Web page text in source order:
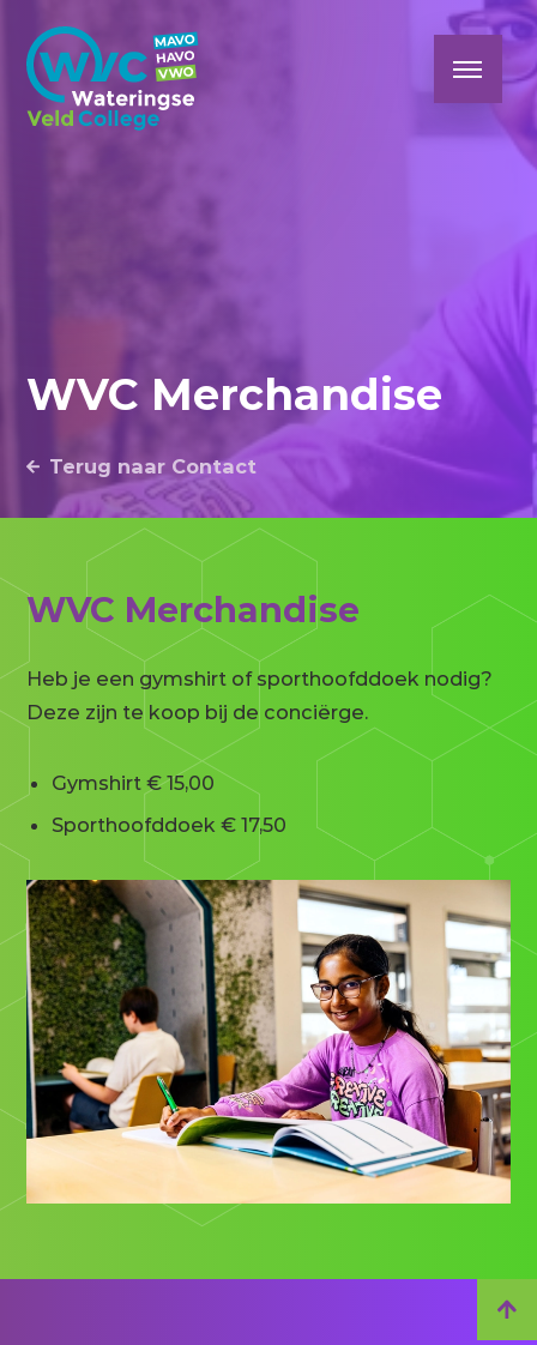
WVC Merchandise
Terug naar Contact
WVC Merchandise
Heb je een gymshirt of sporthoofddoek nodig?
Deze zijn te koop bij de conciërge.
Gymshirt € 15,00
Sporthoofddoek € 17,50